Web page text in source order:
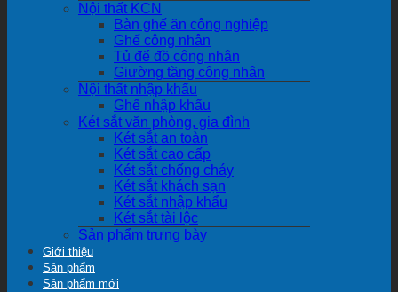
Nội thất KCN
Bàn ghế ăn công nghiệp
Ghế công nhân
Tủ để đồ công nhân
Giường tầng công nhân
Nội thất nhập khẩu
Ghế nhập khẩu
Két sắt văn phòng, gia đình
Két sắt an toàn
Két sắt cao cấp
Két sắt chống cháy
Két sắt khách sạn
Két sắt nhập khẩu
Két sắt tài lộc
Sản phẩm trưng bày
Giới thiệu
Sản phẩm
Sản phẩm mới